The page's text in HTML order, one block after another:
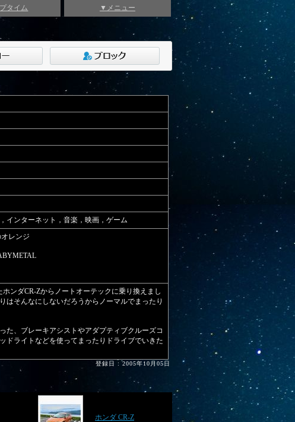
タイム ▼メニュー
インターネット，音楽，映画，ゲーム
レンジ
ホンダCR-Zからノートオーテックに乗り換えまし
はそんなにしないだろうからノーマルでまったり
た、ブレーキアシストやアダプティブクルーズコ
ドライトなどを使ってまったりドライブでいきた
登録日 : 2005年10月05日
ホンダ CR-Z